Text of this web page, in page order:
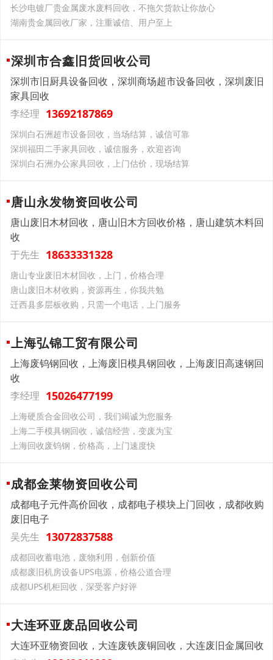
长沙电镀厂贵金属废水废料回收，不拖欠货款让你放心
湖南贵金属回收厂家，注重诚信、用户至上
深圳市合鑫旧货回收公司
深圳市旧厨具设备回收，深圳商场超市设备回收，深圳废旧
家具回收
李经理 13692187869
深圳白石洲超市设备回收，当场结算，诚信可靠
深圳福田二手家具回收，诚信服务，欢迎咨询
深圳白石洲办公家具回收，上门估价，现场结算
唐山永发物资回收公司
唐山废旧木材回收，唐山旧木方回收价格，唐山建筑木料回
收
于先生 18633331328
唐山专业废旧木材回收，上门，价格合理
唐山废旧木材收购，资源再生，你我共勉
迁西县多层板收购，只需一个电话，上门服务
上海弘锦工贸有限公司
上海废钨钢回收，上海废旧模具钢回收，上海废旧高速钢回
收
李经理 15026477199
上海硬质合金回收公司，我们竭诚为您服务
上海二手模具钢回收，诚信经营，变废为宝
上海回收废钨钢，价格高，上门速度快
成都金莱物资回收公司
成都电子元件高价回收，成都电子模块上门回收，成都收购
废旧电子
吴先生 13072837588
成都回收蓄电池，废物利用，创新价值
成都废旧机房设备UPS电源，价格公道合理
成都UPS机柜回收，深受客户好评
大连环亚废品回收公司
大连环亚物资回收，大连废铁废铜回收，大连废旧金属回收